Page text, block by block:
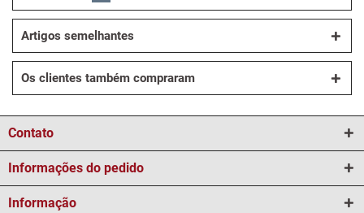
Artigos semelhantes
Os clientes também compraram
Contato
Informações do pedido
Informação